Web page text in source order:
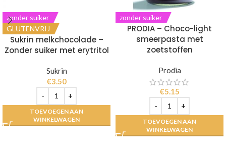
zonder suiker
GLUTENVRIJ
Sukrin melkchocolade –
Zonder suiker met erytritol
Sukrin
€3.50
TOEVOEGEN AAN
WINKELWAGEN
zonder suiker
PRODIA – Choco-light
smeerpasta met
zoetstoffen
Prodia
€5.15
TOEVOEGEN AAN
WINKELWAGEN